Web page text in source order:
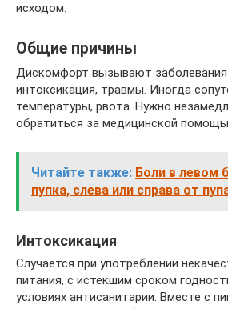
исходом.
Общие причины
Дискомфорт вызывают
интоксикация, травмы. Иногда
температуры, рвота. Нужно
обратиться за медицинской
Читайте также: Боли в левом
пупка, слева или справа от
Интоксикация
Случается при употреблении
питания, с истекшим сроком
условиях антисанитарии. Вместе с